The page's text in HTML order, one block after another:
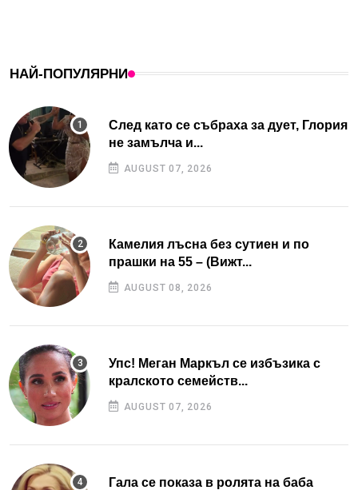
НАЙ-ПОПУЛЯРНИ
След като се събраха за дует, Глория
не замълча и...
AUGUST 07, 2026
Камелия лъсна без сутиен и по
прашки на 55 – (Вижт...
AUGUST 08, 2026
Упс! Меган Маркъл се избъзика с
кралското семейств...
AUGUST 07, 2026
Гала се показа в ролята на баба